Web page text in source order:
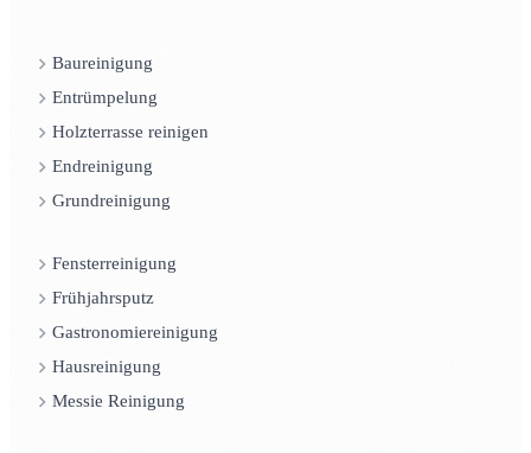
Baureinigung
Entrümpelung
Holzterrasse reinigen
Endreinigung
Grundreinigung
Fensterreinigung
Frühjahrsputz
Gastronomiereinigung
Hausreinigung
Messie Reinigung